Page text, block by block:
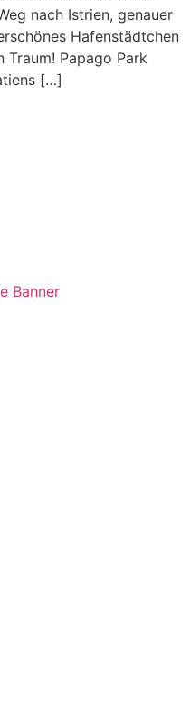
nach Istrien, genauer
Hafenstädtchen
Traum! Papago Park
[…]
Banner